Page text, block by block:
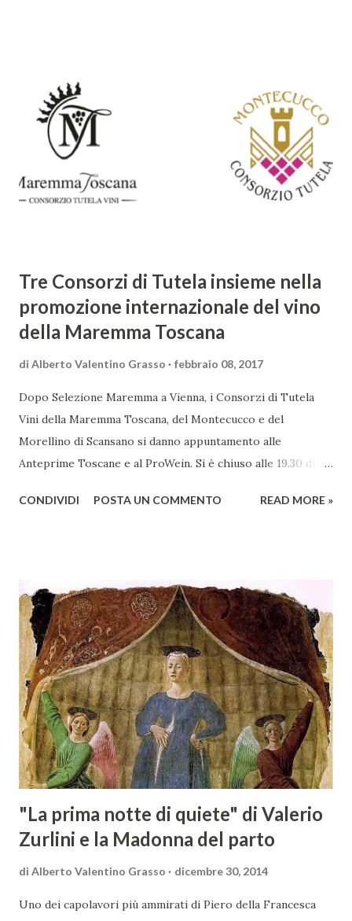
abbracciando invece i principi del Barocco: l'arte come
meraviglia, l'ostentazione della tecnica e la ricerca del
sorprendente. Marino visse in un'epoca di grandi
cambiamenti culturali e sociali, e la sua opera riflette questa
complessità. L'Adone è un poema epico-mitologico in 20
canti, composto da oltre 40.000 versi. Narra la storia
Tre Consorzi di Tutela insieme nella
promozione internazionale del vino
della Maremma Toscana
di Alberto Valentino Grasso febbraio 08, 2017
Dopo Selezione Maremma a Vienna, i Consorzi di Tutela
Vini della Maremma Toscana, del Montecucco e del
Morellino di Scansano si danno appuntamento alle
Anteprime Toscane e al ProWein. Si è chiuso alle 19.30 di
presso l’Hotel Regina di Vienna dalla società Wein & Kultur,
territorio maremmano: Consorzio Tutela Vini della
Maremma Toscana, del Montecucco e del Morellino di
Scansano. Scopo dell’iniziativa è stato quello di promuovere
le eccellenze vitivinicole della regione in Austria, un
mercato dove il potenziale di crescita è ancora molto alto,
assistendo i produttori nella creazione di contatti
commerciali con gli operatori locali. Gli organizzatori
dell’evento, Christian Bauer, austriaco ed esperto di vini e
conoscitore dei mercati di lingua tedes...
CONDIVIDI POSTA UN COMMENTO READ MORE »
"La prima notte di quiete" di Valerio
Zurlini e la Madonna del parto
di Alberto Valentino Grasso dicembre 30, 2014
Uno dei capolavori più ammirati di Piero della Francesca